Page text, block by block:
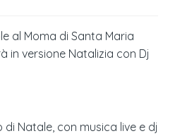
al Moma di Santa Maria
in versione Natalizia con Dj
Natale, con musica live e dj